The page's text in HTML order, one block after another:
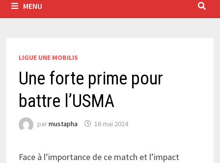
MENU
LIGUE UNE MOBILIS
Une forte prime pour
battre l’USMA
parmustapha 16 mai 2024
Face à l’importance de ce match et l’impact